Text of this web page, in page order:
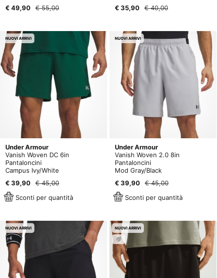
€ 49,90
€ 55,00
€ 35,90
€ 40,00
NUOVI ARRIVI
Under Armour
Vanish Woven DC 6in
Pantaloncini
Campus Ivy/White
€ 39,90
€ 45,00
Sconti per quantità
NUOVI ARRIVI
Under Armour
Vanish Woven 2.0 8in
Pantaloncini
Mod Gray/Black
€ 39,90
€ 45,00
Sconti per quantità
NUOVI ARRIVI NUOVI ARRIVI